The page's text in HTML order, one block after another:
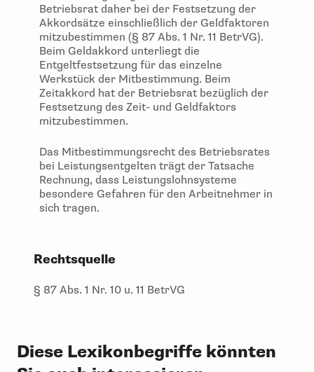
Betriebsrat daher bei der Festsetzung der
Akkordsätze einschließlich der Geldfaktoren
mitzubestimmen (§ 87 Abs. 1 Nr. 11 BetrVG).
Beim Geldakkord unterliegt die
Entgeltfestsetzung für das einzelne
Werkstück der Mitbestimmung. Beim
Zeitakkord hat der Betriebsrat bezüglich der
Festsetzung des Zeit- und Geldfaktors
mitzubestimmen.
Das Mitbestimmungsrecht des Betriebsrates
bei Leistungsentgelten trägt der Tatsache
Rechnung, dass Leistungslohnsysteme
besondere Gefahren für den Arbeitnehmer in
sich tragen.
Rechtsquelle
§ 87 Abs. 1 Nr. 10 u. 11 BetrVG
Diese Lexikonbegriffe könnten